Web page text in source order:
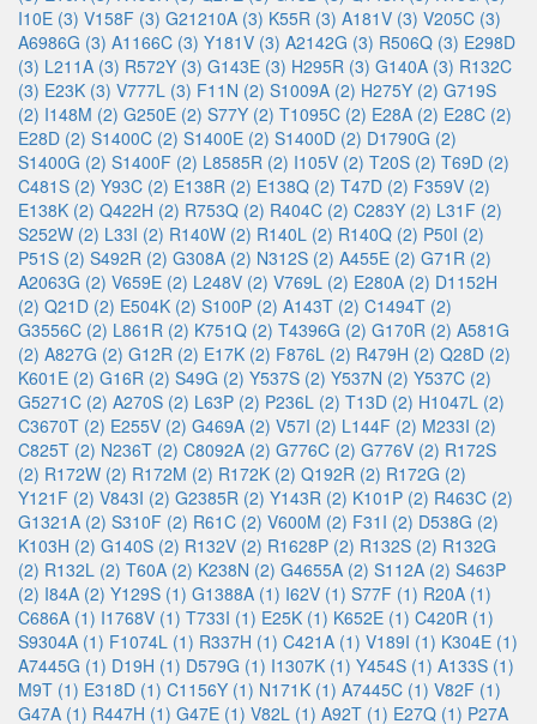
I10E (3) V158F (3) G21210A (3) K55R (3) A181V (3) V205C (3)
A6986G (3) A1166C (3) Y181V (3) A2142G (3) R506Q (3) E298D
(3) L211A (3) R572Y (3) G143E (3) H295R (3) G140A (3) R132C
(3) E23K (3) V777L (3) F11N (2) S1009A (2) H275Y (2) G719S
(2) I148M (2) G250E (2) S77Y (2) T1095C (2) E28A (2) E28C (2)
E28D (2) S1400C (2) S1400E (2) S1400D (2) D1790G (2)
S1400G (2) S1400F (2) L8585R (2) I105V (2) T20S (2) T69D (2)
C481S (2) Y93C (2) E138R (2) E138Q (2) T47D (2) F359V (2)
E138K (2) Q422H (2) R753Q (2) R404C (2) C283Y (2) L31F (2)
S252W (2) L33I (2) R140W (2) R140L (2) R140Q (2) P50I (2)
P51S (2) S492R (2) G308A (2) N312S (2) A455E (2) G71R (2)
A2063G (2) V659E (2) L248V (2) V769L (2) E280A (2) D1152H
(2) Q21D (2) E504K (2) S100P (2) A143T (2) C1494T (2)
G3556C (2) L861R (2) K751Q (2) T4396G (2) G170R (2) A581G
(2) A827G (2) G12R (2) E17K (2) F876L (2) R479H (2) Q28D (2)
K601E (2) G16R (2) S49G (2) Y537S (2) Y537N (2) Y537C (2)
G5271C (2) A270S (2) L63P (2) P236L (2) T13D (2) H1047L (2)
C3670T (2) E255V (2) G469A (2) V57I (2) L144F (2) M233I (2)
C825T (2) N236T (2) C8092A (2) G776C (2) G776V (2) R172S
(2) R172W (2) R172M (2) R172K (2) Q192R (2) R172G (2)
Y121F (2) V843I (2) G2385R (2) Y143R (2) K101P (2) R463C (2)
G1321A (2) S310F (2) R61C (2) V600M (2) F31I (2) D538G (2)
K103H (2) G140S (2) R132V (2) R1628P (2) R132S (2) R132G
(2) R132L (2) T60A (2) K238N (2) G4655A (2) S112A (2) S463P
(2) I84A (2) Y129S (1) G1388A (1) I62V (1) S77F (1) R20A (1)
C686A (1) I1768V (1) T733I (1) E25K (1) K652E (1) C420R (1)
S9304A (1) F1074L (1) R337H (1) C421A (1) V189I (1) K304E (1)
A7445G (1) D19H (1) D579G (1) I1307K (1) Y454S (1) A133S (1)
M9T (1) E318D (1) C1156Y (1) N171K (1) A7445C (1) V82F (1)
G47A (1) R447H (1) G47E (1) V82L (1) A92T (1) E27Q (1) P27A